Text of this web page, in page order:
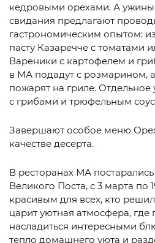
кедровыми орехами. А
свидания предлагают
гастрономическим опытом:
пасту Казаречче с томатами
Вареники с картофелем и
в МА подадут с розмарином,
пожарят на гриле. Отдельное
с грибами и трюфельным
Завершают особое меню
качестве десерта.
В ресторанах МА
Великого Поста, с 3 марта по
красивым для всех, кто решил
царит уютная атмосфера, где
насладиться интересными
тепло домашнего уюта и